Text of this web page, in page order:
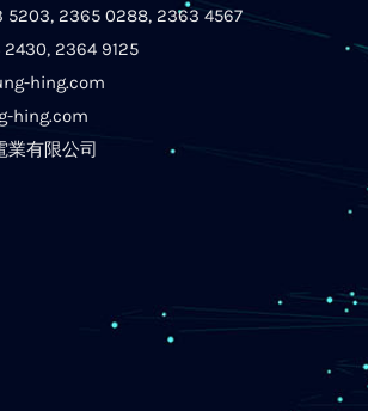
5203, 2365 0288, 2363 4567
2364 9125
hing.com
hing.com
業有限公司